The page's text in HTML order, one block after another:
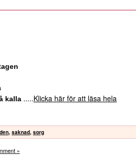
kalla .....Klicka här för att läsa hela
, saknad, sorg
»